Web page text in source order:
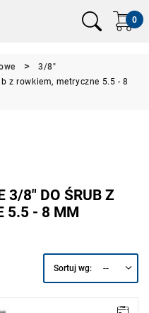
0
3/8"
z rowkiem, metryczne 5.5 - 8
3/8" DO ŚRUB Z
5.5 - 8 MM
Sortuj wg: --